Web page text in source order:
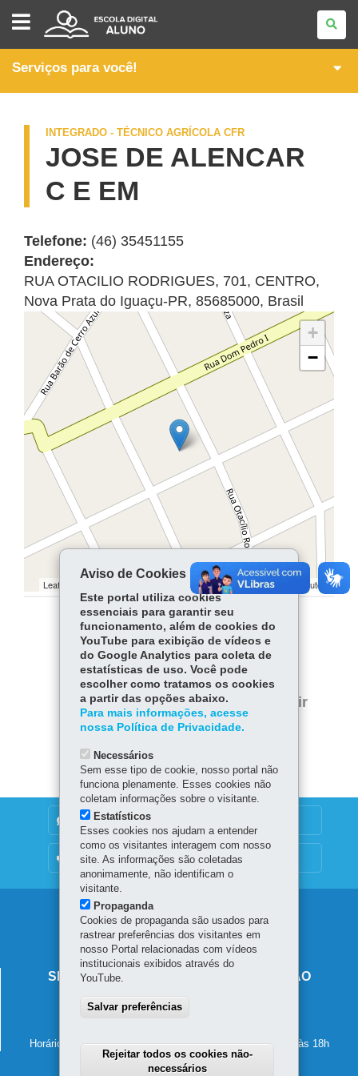
ITINERÁRIOS
FORMATIVOS
DA
FORMAÇÃO
TÉCNICA
E
Serviços para você!
INTEGRADO - TÉCNICO AGRÍCOLA CFR
JOSE DE ALENCAR
C E EM
Telefone: (46) 35451155
Endereço:
RUA OTACILIO RODRIGUES, 701, CENTRO,
Nova Prata do Iguaçu-PR, 85685000, Brasil
+
−
Leaflet | © contributors | © OpenStreetMap contributors
COMPARTILHE:
Facebook
Twitter
WhatsApp
Voltar Início
Imprimir
Baixar
DENUNCIE CORRUPÇÃO
OUVIDORIA
Navegação
principal
SECRETARIA DE ESTADO DA EDUCAÇÃO
Av. Presidente Kennedy, 2511 - Guaíra
80610-011 -Curitiba
Horário de atendimento: de segunda a sexta-feira, das 8h às 18h
Aviso de Cookies
Este portal utiliza cookies
essenciais para garantir seu
funcionamento, além de cookies do
YouTube para exibição de vídeos e
do Google Analytics para coleta de
estatísticas de uso. Você pode
escolher como tratamos os cookies
a partir das opções abaixo.
Para mais informações, acesse
nossa Política de Privacidade.
Necessários
Sem esse tipo de cookie, nosso portal não
funciona plenamente. Esses cookies não
coletam informações sobre o visitante.
Estatísticos
Esses cookies nos ajudam a entender
como os visitantes interagem com nosso
site. As informações são coletadas
anonimamente, não identificam o
visitante.
Propaganda
Cookies de propaganda são usados para
rastrear preferências dos visitantes em
nosso Portal relacionadas com vídeos
institucionais exibidos através do
YouTube.
Salvar preferências
Rejeitar todos os cookies não-
necessários